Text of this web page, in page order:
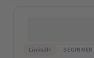
LinkedIn
BEGINNER